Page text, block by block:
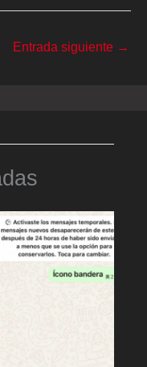
Entrada siguiente →